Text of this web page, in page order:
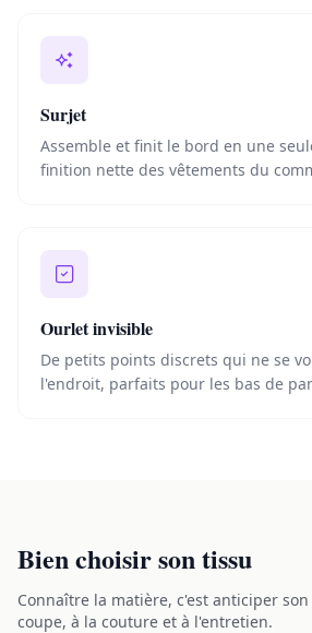
Surjet
Assemble et finit le bord en une
finition nette des vêtements du
Ourlet invisible
De petits points discrets qui ne se
l'endroit, parfaits pour les bas de
Bien choisir son tissu
Connaître la matière, c'est anticiper
coupe, à la couture et à l'entretien.